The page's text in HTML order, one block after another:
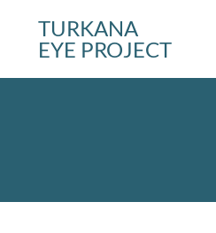
TURKANA
EYE PROJECT